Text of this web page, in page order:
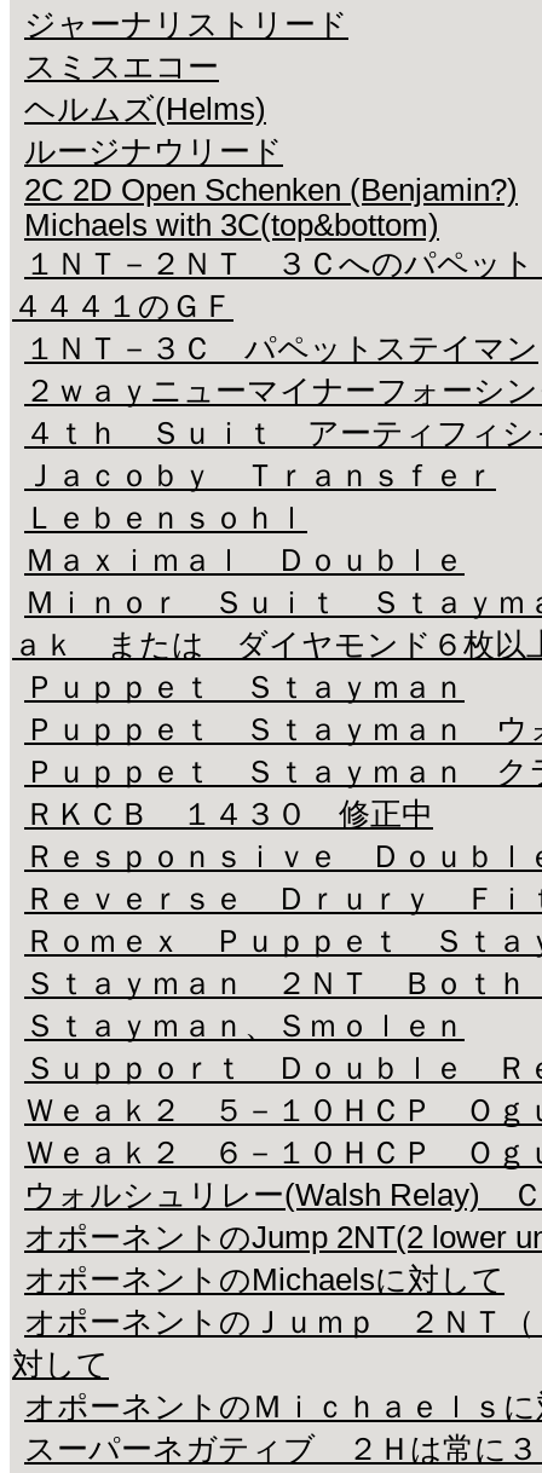
ジャーナリストリード
スミスエコー
ヘルムズ(Helms)
ルージナウリード
2C 2D Open Schenken (Benjamin?)
Michaels with 3C(top&bottom)
１ＮＴ－２ＮＴ ３Ｃへのパペ
４４４１のＧＦ
１ＮＴ－３Ｃ パペットステイマン
２ｗａｙニューマイナーフォーシ
４ｔｈ Ｓｕｉｔ アーティフィ
Ｊａｃｏｂｙ Ｔｒａｎｓｆｅｒ
Ｌｅｂｅｎｓｏｈｌ
Ｍａｘｉｍａｌ Ｄｏｕｂｌｅ
Ｍｉｎｏｒ Ｓｕｉｔ Ｓｔａｙ
ａｋ または ダイヤモンド６枚以
Ｐｕｐｐｅｔ Ｓｔａｙｍａｎ
Ｐｕｐｐｅｔ Ｓｔａｙｍａｎ ウ
Ｐｕｐｐｅｔ Ｓｔａｙｍａｎ ク
ＲＫＣＢ １４３０ 修正中
Ｒｅｓｐｏｎｓｉｖｅ Ｄｏｕｂｌ
Ｒｅｖｅｒｓｅ Ｄｒｕｒｙ Ｆｉ
Ｒｏｍｅｘ Ｐｕｐｐｅｔ Ｓｔａ
Ｓｔａｙｍａｎ ２ＮＴ Ｂｏｔｈ
Ｓｔａｙｍａｎ、Ｓｍｏｌｅｎ
Ｓｕｐｐｏｒｔ Ｄｏｕｂｌｅ Ｒ
Ｗｅａｋ２ ５－１０ＨＣＰ Ｏｇ
Ｗｅａｋ２ ６－１０ＨＣＰ Ｏｇ
ウォルシュリレー(Walsh Relay)
オポーネントのJump 2NT(2 lower
オポーネントのMichaelsに対して
オポーネントのＪｕｍｐ ２ＮＴ
対して
オポーネントのＭｉｃｈａｅｌｓ
スーパーネガティブ ２Ｈは常に３